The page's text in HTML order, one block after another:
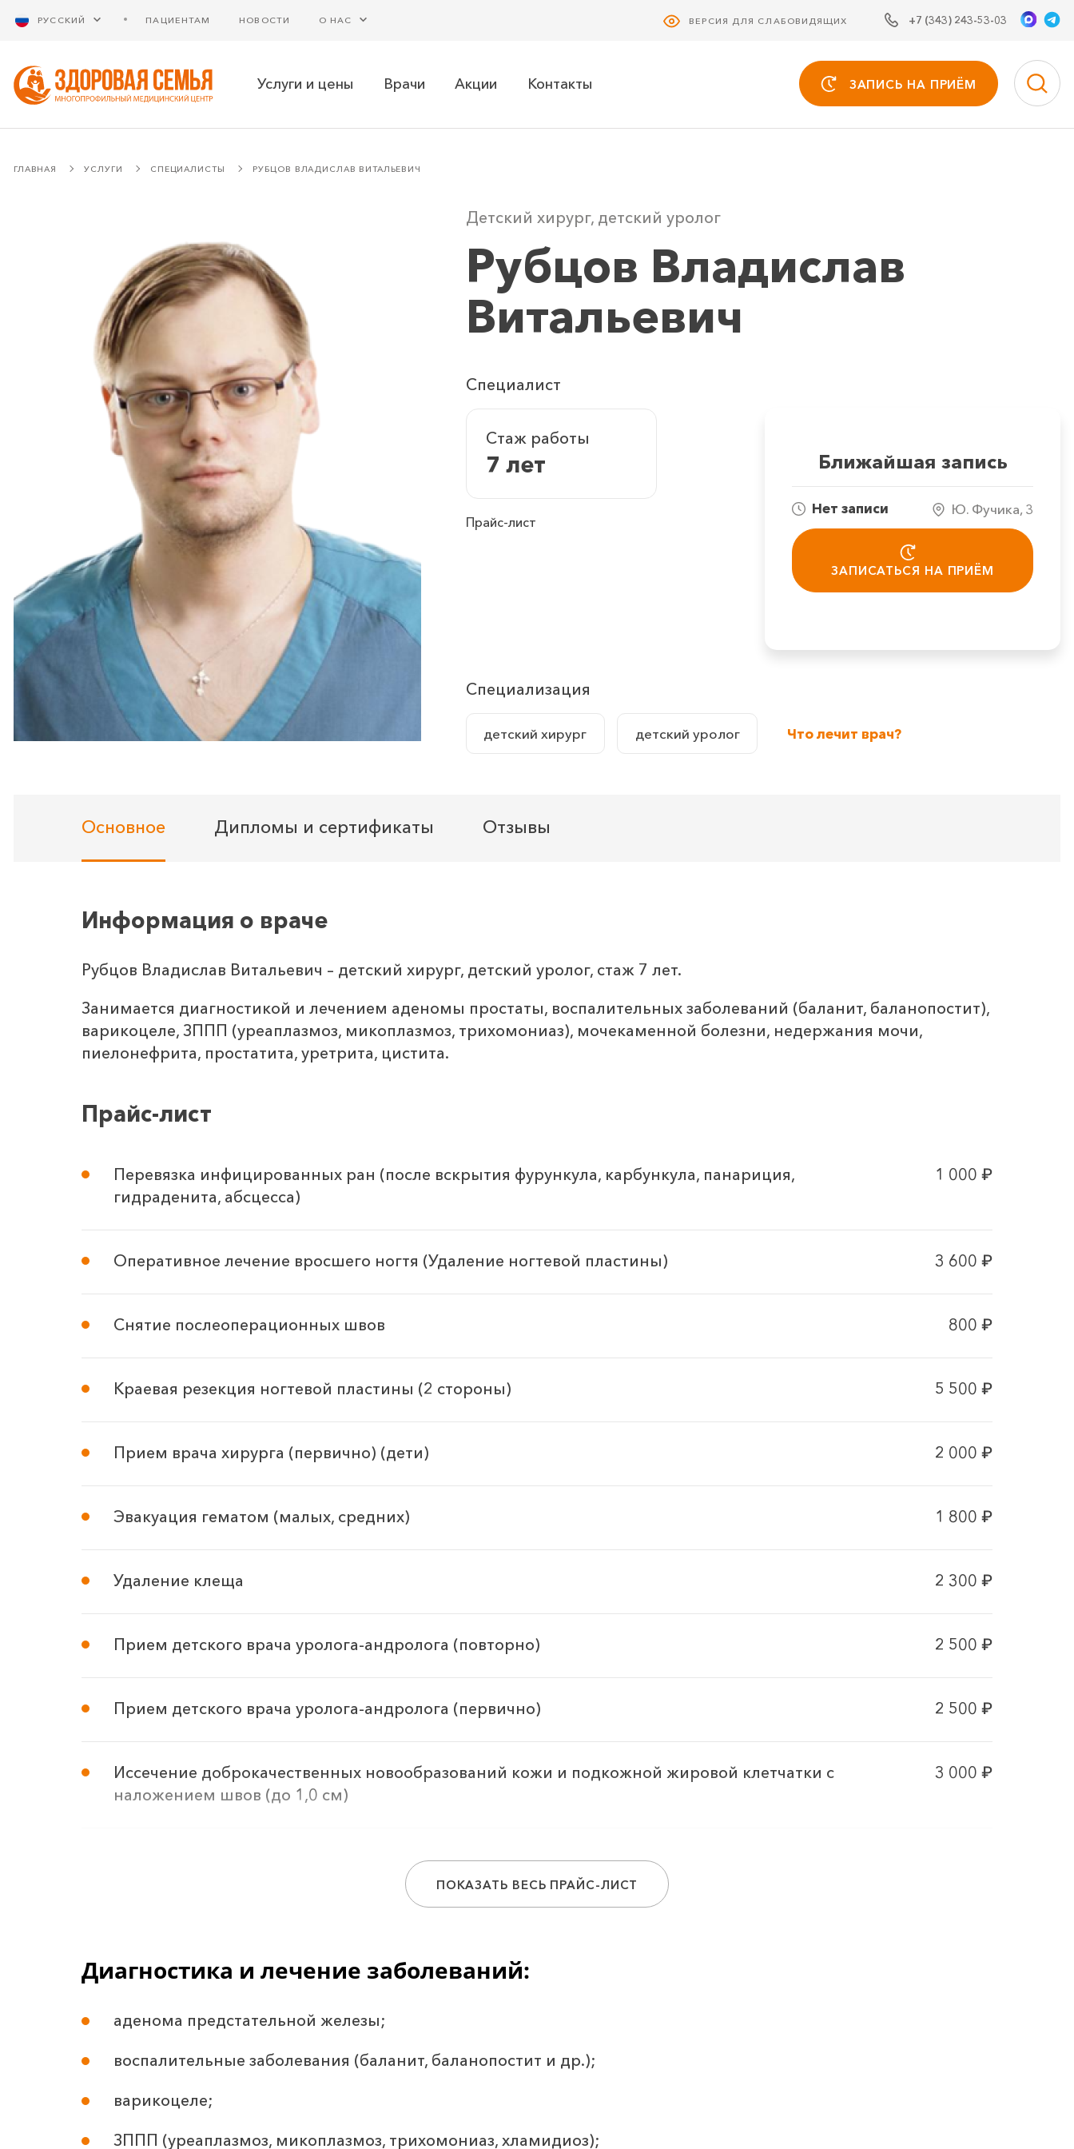
РУССКИЙ ПАЦИЕНТАМ НОВОСТИ О НАС ВЕРСИЯ ДЛЯ СЛАБОВИДЯЩИХ +7 (343) 243-53-03
Услуги и цены Врачи Акции Контакты ЗАПИСЬ НА ПРИЁМ
ГЛАВНАЯ УСЛУГИ СПЕЦИАЛИСТЫ РУБЦОВ ВЛАДИСЛАВ ВИТАЛЬЕВИЧ
Детский хирург, детский уролог
Рубцов Владислав
Витальевич
Специалист
Стаж работы
7 лет
Прайс-лист
Ближайшая запись
Нет записи Ю. Фучика, 3
ЗАПИСАТЬСЯ НА ПРИЁМ
Специализация
детский хирург детский уролог Что лечит врач?
Основное Дипломы и сертификаты Отзывы
Информация о враче
Рубцов Владислав Витальевич – детский хирург, детский уролог, стаж 7 лет.
Занимается диагностикой и лечением аденомы простаты, воспалительных заболеваний (баланит, баланопостит),
варикоцеле, ЗППП (уреаплазмоз, микоплазмоз, трихомониаз), мочекаменной болезни, недержания мочи,
пиелонефрита, простатита, уретрита, цистита.
Прайс-лист
1 000 ₽
Перевязка инфицированных ран (после вскрытия фурункула, карбункула, панариция,
гидраденита, абсцесса)
3 600 ₽
Оперативное лечение вросшего ногтя (Удаление ногтевой пластины)
800 ₽
Снятие послеоперационных швов
5 500 ₽
Краевая резекция ногтевой пластины (2 стороны)
2 000 ₽
Прием врача хирурга (первично) (дети)
1 800 ₽
Эвакуация гематом (малых, средних)
2 300 ₽
Удаление клеща
2 500 ₽
Прием детского врача уролога-андролога (повторно)
2 500 ₽
Прием детского врача уролога-андролога (первично)
3 000 ₽
Иссечение доброкачественных новообразований кожи и подкожной жировой клетчатки с
наложением швов (до 1,0 см)
Удаление инородного тела без рассечения мягких тканей
ПОКАЗАТЬ ВЕСЬ ПРАЙС-ЛИСТ
Диагностика и лечение заболеваний:
аденома предстательной железы;
воспалительные заболевания (баланит, баланопостит и др.);
варикоцеле;
ЗППП (уреаплазмоз, микоплазмоз, трихомониаз, хламидиоз);